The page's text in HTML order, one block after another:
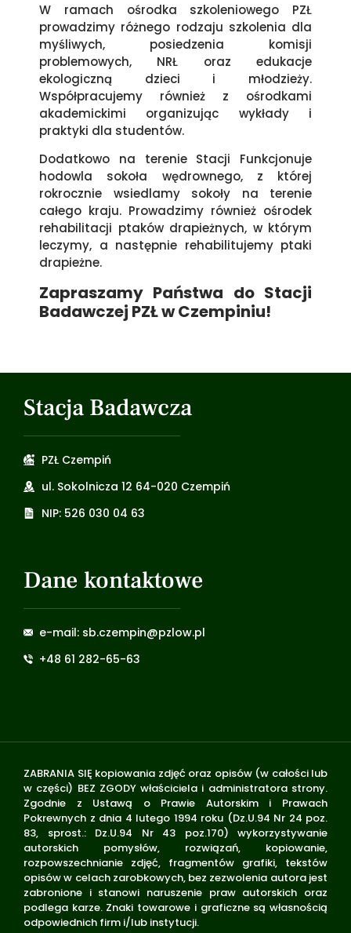
W ramach ośrodka szkoleniowego PZŁ
prowadzimy różnego rodzaju szkolenia dla
myśliwych, posiedzenia komisji
problemowych, NRŁ oraz edukacje
ekologiczną dzieci i młodzieży.
Współpracujemy również z ośrodkami
akademickimi organizując wykłady i
praktyki dla studentów.
Dodatkowo na terenie Stacji Funkcjonuje
hodowla sokoła wędrownego, z której
rokrocznie wsiedlamy sokoły na terenie
całego kraju. Prowadzimy również ośrodek
rehabilitacji ptaków drapieżnych, w którym
leczymy, a następnie rehabilitujemy ptaki
drapieżne.
Zapraszamy Państwa do Stacji
Badawczej PZŁ w Czempiniu!
Stacja Badawcza
PZŁ Czempiń
ul. Sokolnicza 12 64-020 Czempiń
NIP: 526 030 04 63
Dane kontaktowe
e-mail: sb.czempin@pzlow.pl
+48 61 282-65-63
ZABRANIA SIĘ kopiowania zdjęć oraz opisów (w całości lub
w części) BEZ ZGODY właściciela i administratora strony.
Zgodnie z Ustawą o Prawie Autorskim i Prawach
Pokrewnych z dnia 4 lutego 1994 roku (Dz.U.94 Nr 24 poz.
83, sprost.: Dz.U.94 Nr 43 poz.170) wykorzystywanie
autorskich pomysłów, rozwiązań, kopiowanie,
rozpowszechnianie zdjęć, fragmentów grafiki, tekstów
opisów w celach zarobkowych, bez zezwolenia autora jest
zabronione i stanowi naruszenie praw autorskich oraz
podlega karze. Znaki towarowe i graficzne są własnością
odpowiednich firm i/lub instytucji.